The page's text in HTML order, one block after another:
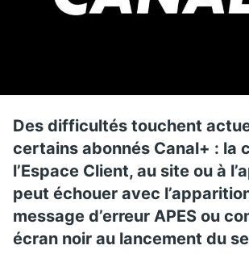
Des difficultés touchent
certains abonnés Canal+ : la
l’Espace Client, au site ou à
peut échouer avec
message d’erreur APES ou
écran noir au lancement du